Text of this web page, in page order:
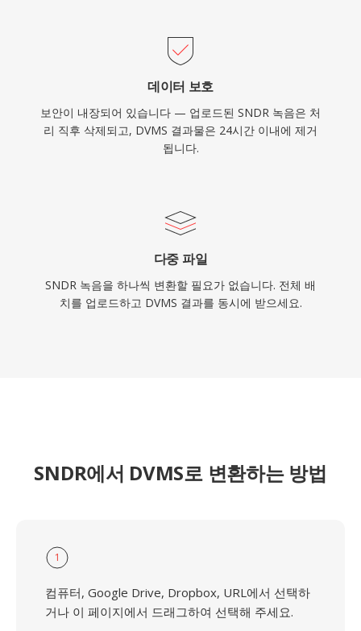
데이터 보호
보안이 내장되어 있습니다 — 업로드된 SNDR 녹음은 처
리 직후 삭제되고, DVMS 결과물은 24시간 이내에 제거
됩니다.
다중 파일
SNDR 녹음을 하나씩 변환할 필요가 없습니다. 전체 배
치를 업로드하고 DVMS 결과를 동시에 받으세요.
SNDR에서 DVMS로 변환하는 방법
1
컴퓨터, Google Drive, Dropbox, URL에서 선택하
거나 이 페이지에서 드래그하여 선택해 주세요.